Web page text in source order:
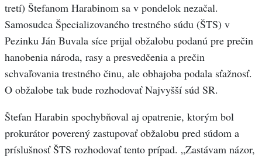
tretí) Štefanom Harabinom sa v pondelok nezačal.
Samosudca Špecializovaného trestného súdu (ŠTS) v
Pezinku Ján Buvala síce prijal obžalobu podanú pre prečin
hanobenia národa, rasy a presvedčenia a prečin
schvaľovania trestného činu, ale obhajoba podala sťažnosť.
O obžalobe tak bude rozhodovať Najvyšší súd SR.
Štefan Harabin spochybňoval aj opatrenie, ktorým bol
prokurátor poverený zastupovať obžalobu pred súdom a
príslušnosť ŠTS rozhodovať tento prípad. „Zastávam názor,